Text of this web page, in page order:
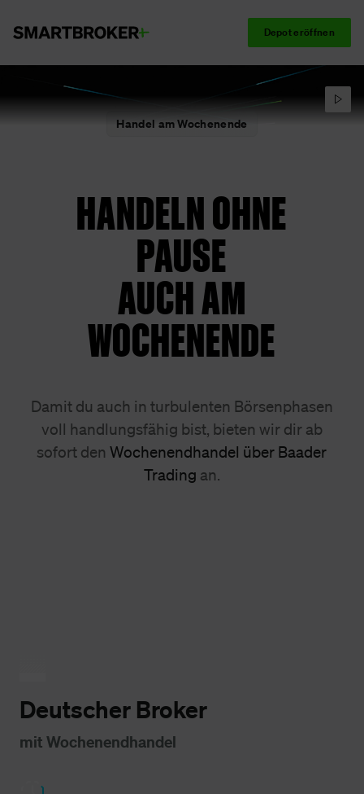
Depot eröffnen
Handel am Wochenende
HANDELN OHNE
PAUSE
AUCH AM
WOCHENENDE
Damit du auch in turbulenten Börsenphasen
voll handlungsfähig bist, bieten wir dir ab
sofort denWochenendhandel über Baader
Trading an.
Deutscher Broker
mit Wochenendhandel